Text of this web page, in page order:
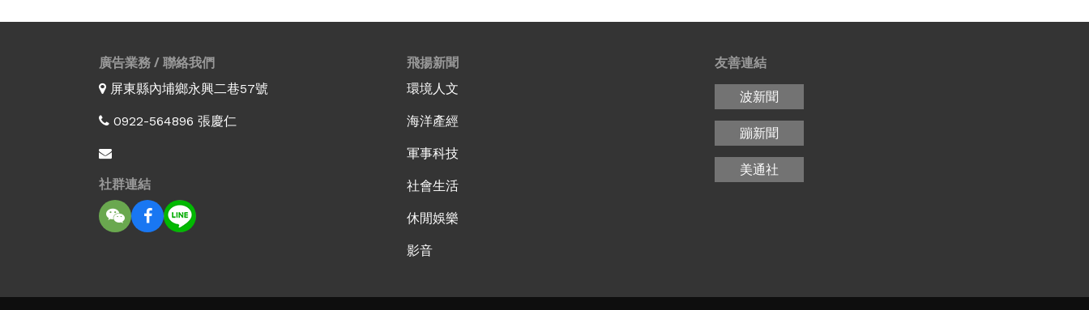
廣告業務 / 聯絡我們
屏東縣內埔鄉永興二巷57號
0922-564896 張慶仁
社群連結
飛揚新聞
環境人文
海洋產經
軍事科技
社會生活
休閒娛樂
影音
友善連結
波新聞
蹦新聞
美通社